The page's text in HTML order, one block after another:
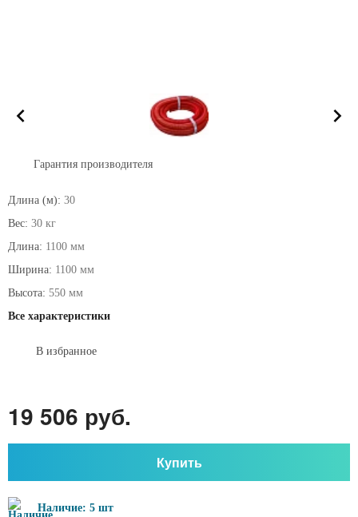
Гарантия производителя
Длина (м): 30
Вес: 30 кг
Длина: 1100 мм
Ширина: 1100 мм
Высота: 550 мм
Все характеристики
В избранное
19 506 руб.
Купить
Наличие: 5 шт